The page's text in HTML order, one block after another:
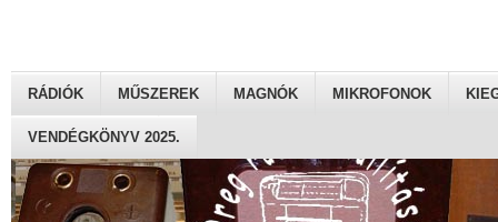
RÁDIÓK MŰSZEREK MAGNÓK MIKROFONOK
VENDÉGKÖNYV 2025.